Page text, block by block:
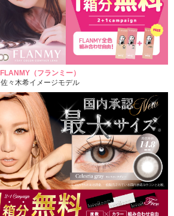
FLANMY（フランミー）
佐々木希イメージモデル